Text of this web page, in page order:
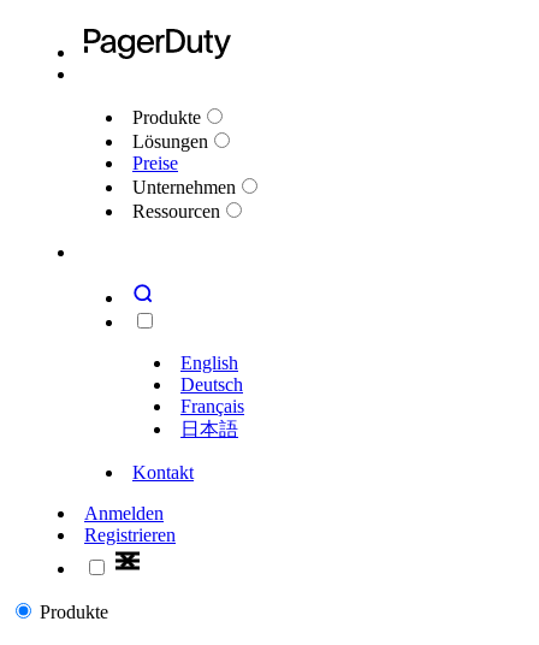
Produkte
Lösungen
Preise
Unternehmen
Ressourcen
English
Deutsch
Français
日本語
Kontakt
Anmelden
Registrieren
Produkte